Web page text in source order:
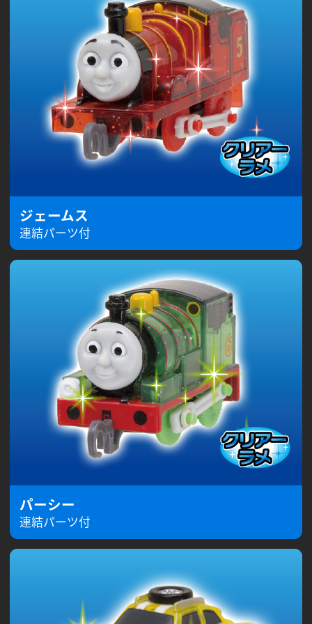
ジェームス
連結パーツ付
パーシー
連結パーツ付